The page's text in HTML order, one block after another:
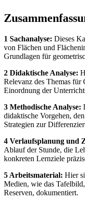
1 Sachanalyse: Dieses
von Flächen und
Grundlagen für
2 Didaktische Analyse:
Relevanz des Themas für
Einordnung der
3 Methodische Analyse:
didaktische Vorgehen,
Strategien zur
4 Verlaufsplanung und
Ablauf der Stunde, die
konkreten Lernziele
5 Arbeitsmaterial: Hier
Medien, wie das
Reserven, dokumentiert.